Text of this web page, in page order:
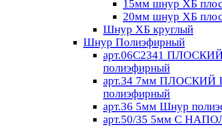
15мм шнур ХБ
20мм шнур ХБ
Шнур ХБ круглый
Шнур Полиэфирный
арт.06С2341
полиэфирный
арт.34 7мм ПЛОСКИЙ
полиэфирный
арт.36 5мм Шнур
арт.50/35 5мм С